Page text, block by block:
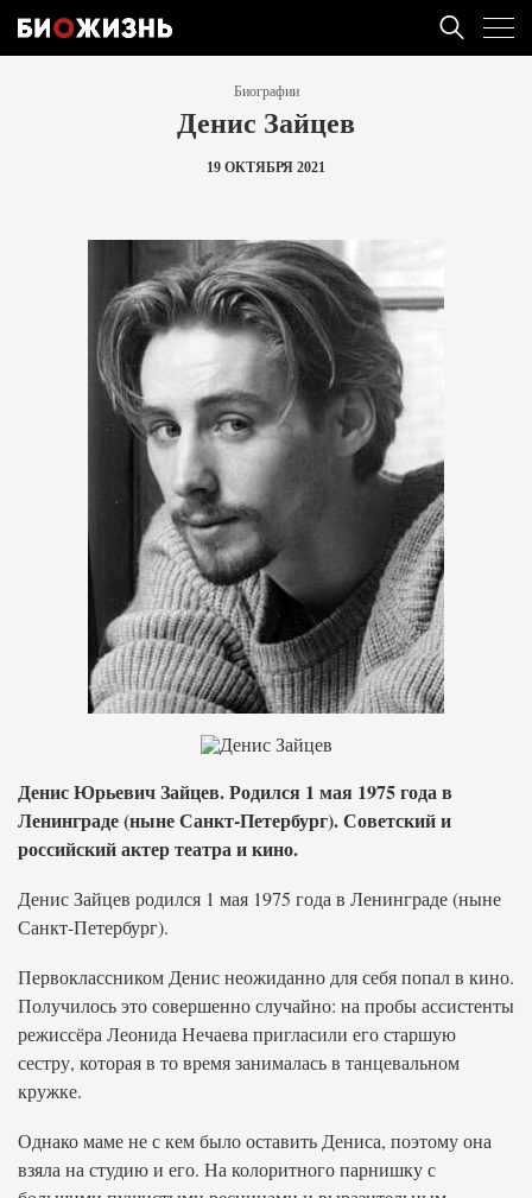
Биографии
Денис Зайцев
19 ОКТЯБРЯ 2021
Денис Юрьевич Зайцев. Родился 1 мая 1975 года в
Ленинграде (ныне Санкт-Петербург). Советский и
российский актер театра и кино.
Денис Зайцев родился 1 мая 1975 года в Ленинграде (ныне
Санкт-Петербург).
Первоклассником Денис неожиданно для себя попал в кино.
Получилось это совершенно случайно: на пробы ассистенты
режиссёра Леонида Нечаева пригласили его старшую
сестру, которая в то время занималась в танцевальном
кружке.
Однако маме не с кем было оставить Дениса, поэтому она
взяла на студию и его. На колоритного парнишку с